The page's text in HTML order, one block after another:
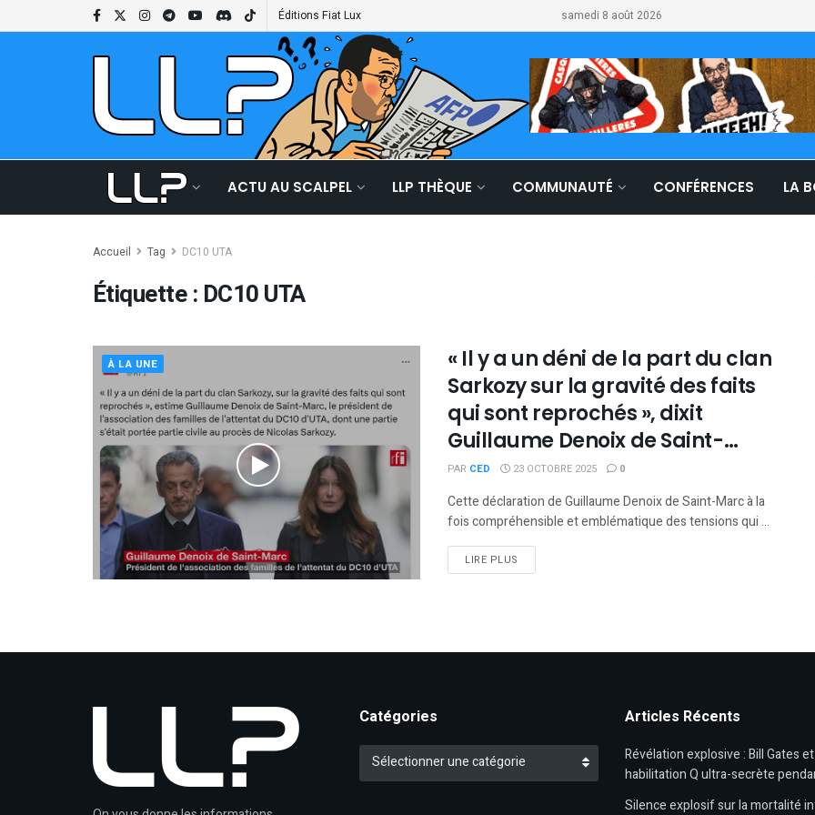
Éditions Fiat Lux samedi 8 août 2026
ACTU AU SCALPEL LLP THÈQUE COMMUNAUTÉ CONFÉRENCES LA
Accueil Tag DC10 UTA
Étiquette : DC10 UTA
À LA UNE
« Il y a un déni de la part du clan
Sarkozy sur la gravité des faits
qui sont reprochés », dixit
Guillaume Denoix de Saint-
Marc
PAR CED 23 OCTOBRE 2025 0
Cette déclaration de Guillaume Denoix de Saint-Marc à la
fois compréhensible et emblématique des tensions qui ...
LIRE PLUS
Catégories
Catégories
Sélectionner une catégorie
Articles Récents
Révélation explosive : Bill Gates
habilitation Q ultra-secrète
Silence explosif sur la mortalité